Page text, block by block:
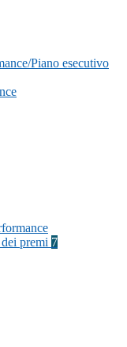
Piano esecutivo
premi 7